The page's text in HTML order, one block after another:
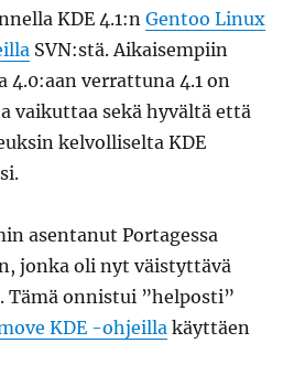
KDE 4.1:nGentoo Linux
SVN:stä. Aikaisempiin
verrattuna 4.1 on
vaikuttaa sekä hyvältä että
kelvolliselta KDE
asentanut Portagessa
jonka oli nyt väistyttävä
Tämä onnistui ”helposti”
KDE -ohjeilla käyttäen